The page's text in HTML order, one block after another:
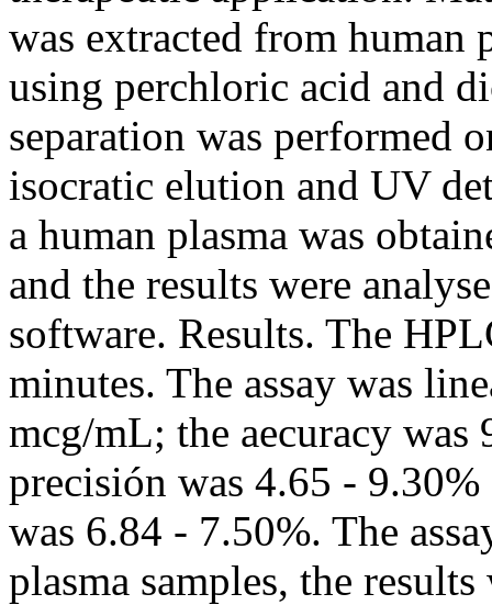
was extracted from human
using perchloric acid and
separation was performed
isocratic elution and UV
a human plasma was
and the results were
software. Results. The
minutes. The assay was
mcg/mL; the aecuracy was
precisión was 4.65 -
was 6.84 - 7.50%. The
plasma samples, the